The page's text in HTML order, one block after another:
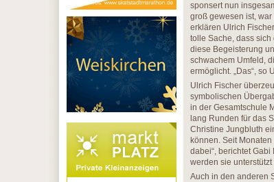
sponsert nun
groß gewesen ist,
erklären Ulrich
tolle Sache, dass
diese Begeisterung
schwachem Umfeld,
ermöglicht. „Das“, so
Ulrich Fischer
symbolischen
in der Gesamtschule
lang Runden für das
Christine Jungbluth
können. Seit
dabei“, berichtet
werden sie
Auch in den anderen